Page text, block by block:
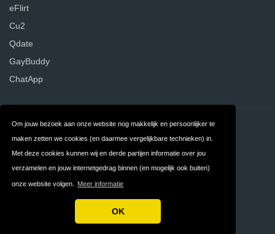
Om jouw bezoek aan onze website nog makkelijk en persoonlijker te
maken zetten we cookies (en daarmee vergelijkbare technieken) in.
Met deze cookies kunnen wij en derde partijen informatie over jou
verzamelen en jouw internetgedrag binnen (en mogelijk ook buiten)
onze website volgen. Meer informatie
OK
eFlirt
Cu2
Qdate
GayBuddy
ChatApp
Contact Over ons
Voorwaarden
Copyright © 2026 DatingWebsites.nl